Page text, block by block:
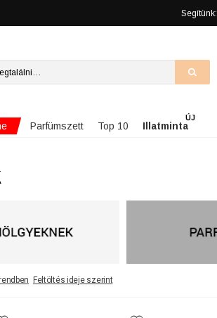
Segítünk:
Parfümszett Top 10 Illatminta
ÚJ
Feltöltés ideje szerint